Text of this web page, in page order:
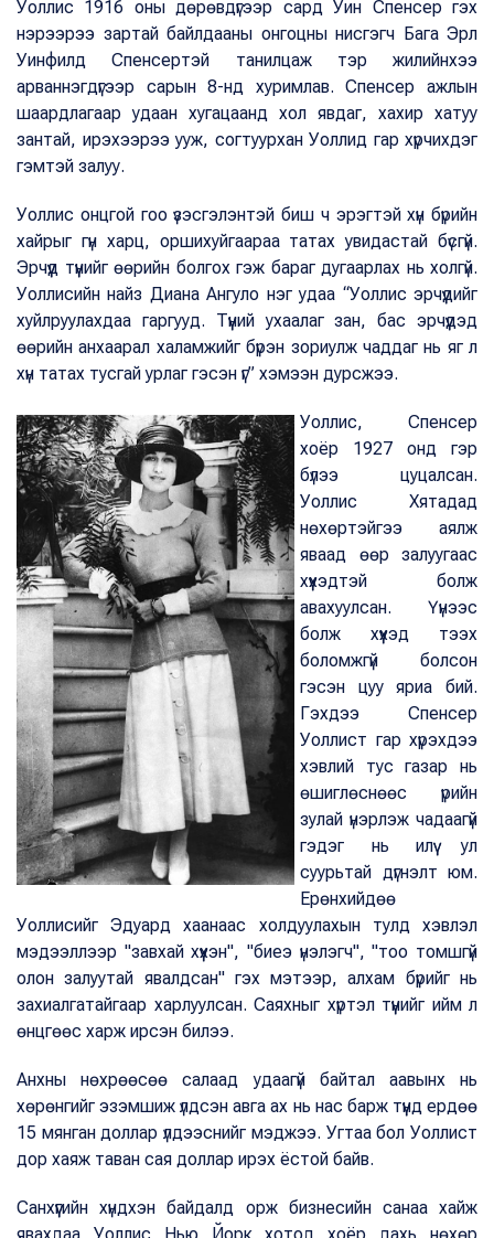
Уоллис 1916 оны дөрөвдүгээр сард Уин Спенсер гэх
нэрээрээ зартай байлдааны онгоцны нисгэгч Бага Эрл
Уинфилд Спенсертэй танилцаж тэр жилийнхээ
арваннэгдүгээр сарын 8-нд хуримлав. Спенсер ажлын
шаардлагаар удаан хугацаанд хол явдаг, хахир хатуу
зантай, ирэхээрээ ууж, согтуурхан Уоллид гар хүрчихдэг
гэмтэй залуу.
Уоллис онцгой гоо үзэсгэлэнтэй биш ч эрэгтэй хүн бүрийн
хайрыг гүн харц, оршихуйгаараа татах увидастай бүсгүй.
Эрчүүд түүнийг өөрийн болгох гэж бараг дугаарлах нь холгүй.
Уоллисийн найз Диана Ангуло нэг удаа “Уоллис эрчүүдийг
хуйлруулахдаа гаргууд. Түүний ухаалаг зан, бас эрчүүдэд
өөрийн анхаарал халамжийг бүрэн зориулж чаддаг нь яг л
хүн татах тусгай урлаг гэсэн үг” хэмээн дурсжээ.
Уоллис, Спенсер
хоёр 1927 онд гэр
бүлээ цуцалсан.
Уоллис Хятадад
нөхөртэйгээ аялж
яваад өөр залуугаас
хүүхэдтэй болж
авахуулсан. Үүнээс
болж хүүхэд тээх
боломжгүй болсон
гэсэн цуу яриа бий.
Гэхдээ Спенсер
Уоллист гар хүрэхдээ
хэвлий тус газар нь
өшиглөснөөс үрийн
зулай үнэрлэж чадаагүй
гэдэг нь илүү ул
суурьтай дүгнэлт юм.
Ерөнхийдөө
Уоллисийг Эдуард хаанаас холдуулахын тулд хэвлэл
мэдээллээр "завхай хүүхэн", "биеэ үнэлэгч", "тоо томшгүй
олон залуутай явалдсан" гэх мэтээр, алхам бүрийг нь
захиалгатайгаар харлуулсан. Саяхныг хүртэл түүнийг ийм л
өнцгөөс харж ирсэн билээ.
Анхны нөхрөөсөө салаад удаагүй байтал аавынх нь
хөрөнгийг эзэмшиж үлдсэн авга ах нь нас барж түүнд ердөө
15 мянган доллар үлдээснийг мэджээ. Угтаа бол Уоллист
дор хаяж таван сая доллар ирэх ёстой байв.
Санхүүгийн хүндхэн байдалд орж бизнесийн санаа хайж